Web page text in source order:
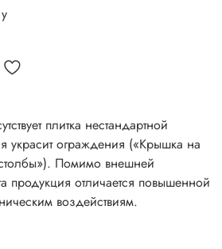
плитка нестандартной
украсит ограждения («Крышка на
Помимо внешней
продукция отличается повышенной
воздействиям.